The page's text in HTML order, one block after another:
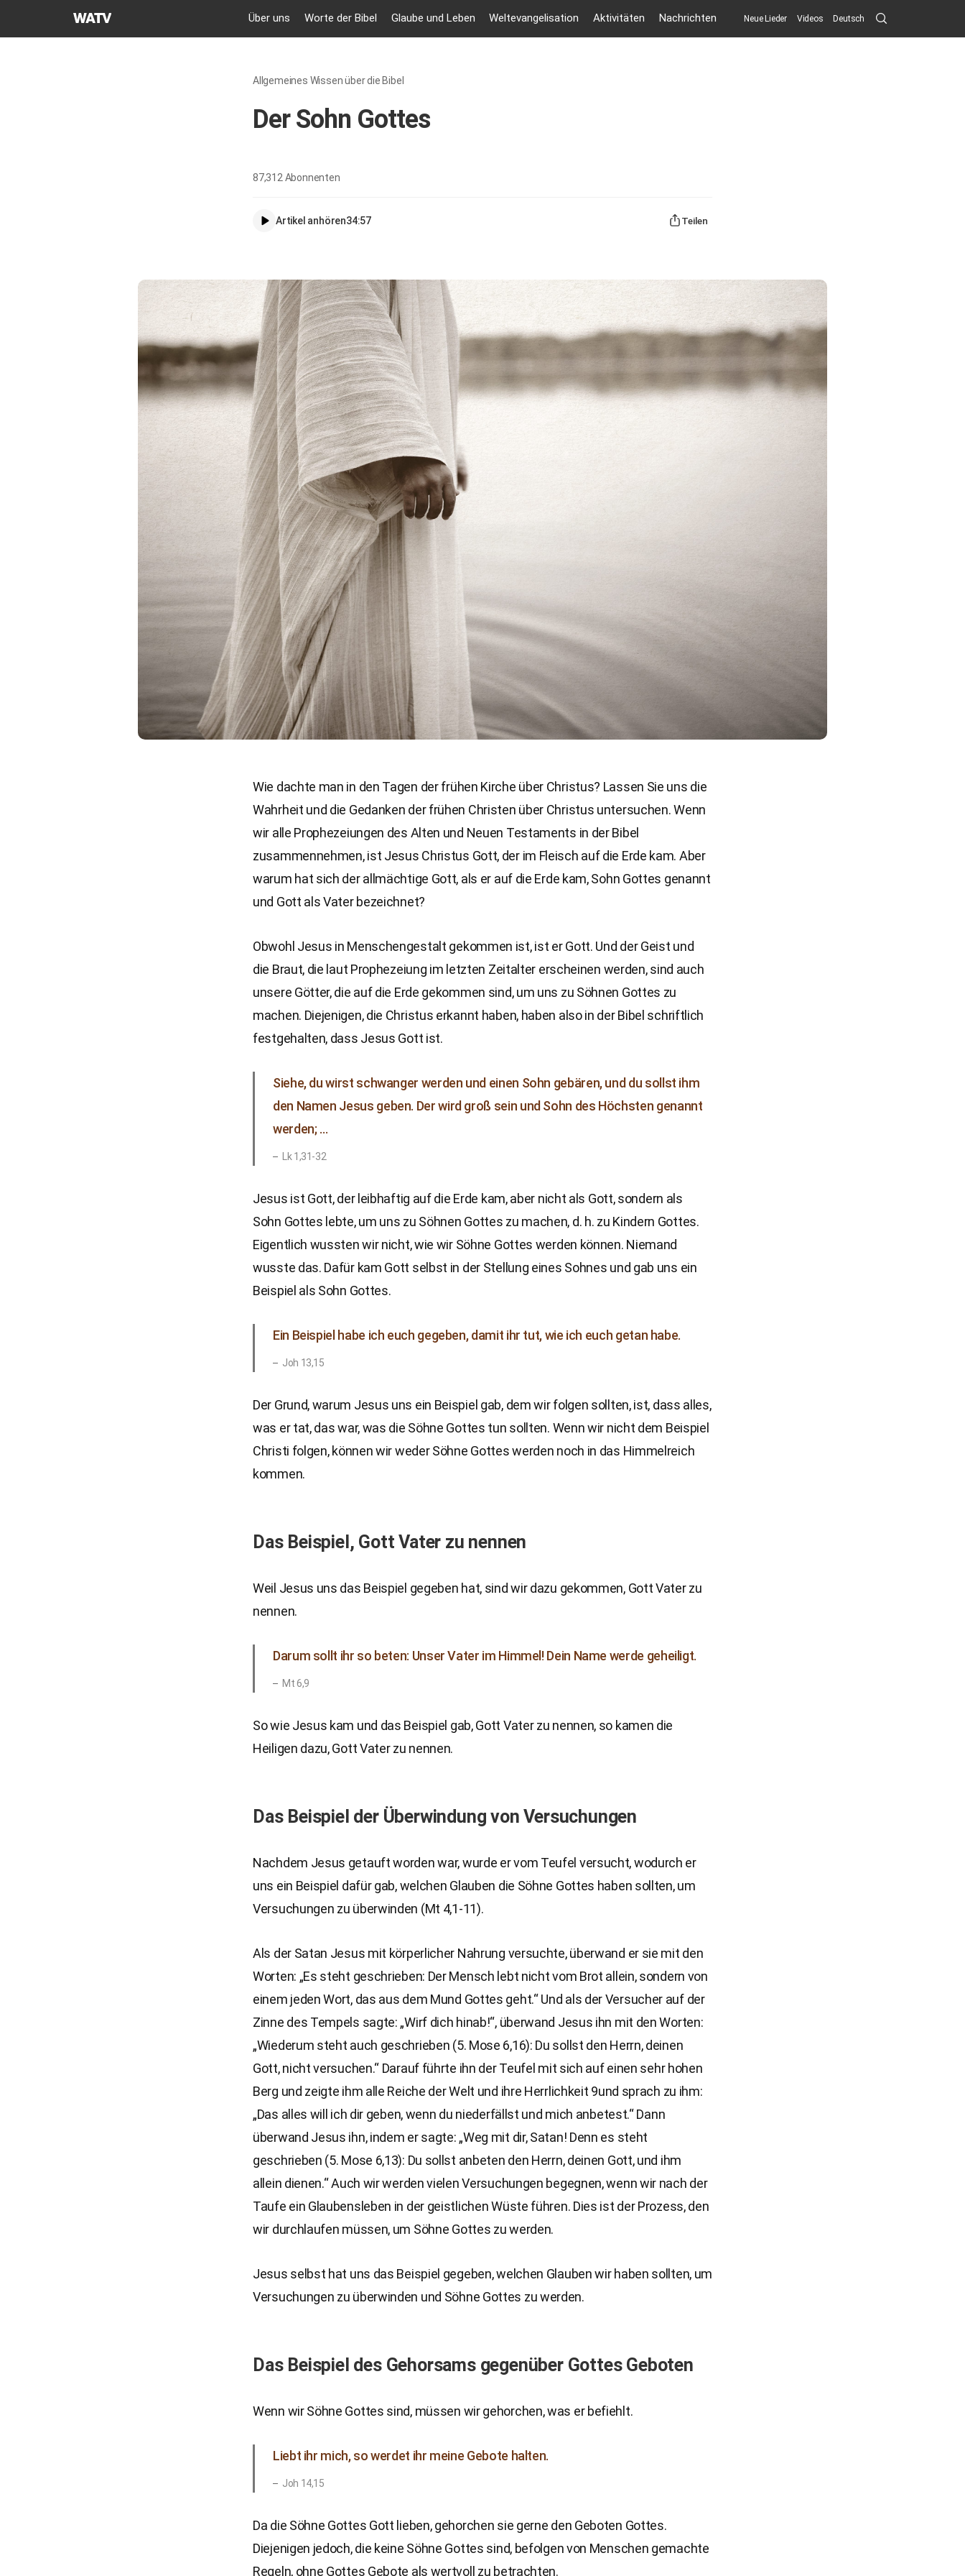
GEMEINDE
Über uns Worte der Bibel Glaube und Leben Weltevangelisation Aktivitäten Nachrichten Neue Lieder Videos Deutsch Search
Submit
Allgemeines Wissen über die Bibel
Der Sohn Gottes
87,312 Abonnenten
Artikel anhören34:57 Teilen
Wie dachte man in den Tagen der frühen Kirche über Christus? Lassen Sie uns die
Wahrheit und die Gedanken der frühen Christen über Christus untersuchen. Wenn
wir alle Prophezeiungen des Alten und Neuen Testaments in der Bibel
zusammennehmen, ist Jesus Christus Gott, der im Fleisch auf die Erde kam. Aber
warum hat sich der allmächtige Gott, als er auf die Erde kam, Sohn Gottes genannt
und Gott als Vater bezeichnet?
Obwohl Jesus in Menschengestalt gekommen ist, ist er Gott. Und der Geist und
die Braut, die laut Prophezeiung im letzten Zeitalter erscheinen werden, sind auch
unsere Götter, die auf die Erde gekommen sind, um uns zu Söhnen Gottes zu
machen. Diejenigen, die Christus erkannt haben, haben also in der Bibel schriftlich
festgehalten, dass Jesus Gott ist.
Siehe, du wirst schwanger werden und einen Sohn gebären, und du sollst ihm
den Namen Jesus geben. Der wird groß sein und Sohn des Höchsten genannt
werden; …
Lk 1,31-32
Jesus ist Gott, der leibhaftig auf die Erde kam, aber nicht als Gott, sondern als
Sohn Gottes lebte, um uns zu Söhnen Gottes zu machen, d. h. zu Kindern Gottes.
Eigentlich wussten wir nicht, wie wir Söhne Gottes werden können. Niemand
wusste das. Dafür kam Gott selbst in der Stellung eines Sohnes und gab uns ein
Beispiel als Sohn Gottes.
Ein Beispiel habe ich euch gegeben, damit ihr tut, wie ich euch getan habe.
Joh 13,15
Der Grund, warum Jesus uns ein Beispiel gab, dem wir folgen sollten, ist, dass alles,
was er tat, das war, was die Söhne Gottes tun sollten. Wenn wir nicht dem Beispiel
Christi folgen, können wir weder Söhne Gottes werden noch in das Himmelreich
kommen.
Das Beispiel, Gott Vater zu nennen
Weil Jesus uns das Beispiel gegeben hat, sind wir dazu gekommen, Gott Vater zu
nennen.
Darum sollt ihr so beten: Unser Vater im Himmel! Dein Name werde geheiligt.
Mt 6,9
So wie Jesus kam und das Beispiel gab, Gott Vater zu nennen, so kamen die
Heiligen dazu, Gott Vater zu nennen.
Das Beispiel der Überwindung von Versuchungen
Nachdem Jesus getauft worden war, wurde er vom Teufel versucht, wodurch er
uns ein Beispiel dafür gab, welchen Glauben die Söhne Gottes haben sollten, um
Versuchungen zu überwinden (Mt 4,1-11).
Als der Satan Jesus mit körperlicher Nahrung versuchte, überwand er sie mit den
Worten: „Es steht geschrieben: Der Mensch lebt nicht vom Brot allein, sondern von
einem jeden Wort, das aus dem Mund Gottes geht.“ Und als der Versucher auf der
Zinne des Tempels sagte: „Wirf dich hinab!“, überwand Jesus ihn mit den Worten:
„Wiederum steht auch geschrieben (5. Mose 6,16): Du sollst den Herrn, deinen
Gott, nicht versuchen.“ Darauf führte ihn der Teufel mit sich auf einen sehr hohen
Berg und zeigte ihm alle Reiche der Welt und ihre Herrlichkeit 9und sprach zu ihm:
„Das alles will ich dir geben, wenn du niederfällst und mich anbetest.“ Dann
überwand Jesus ihn, indem er sagte: „Weg mit dir, Satan! Denn es steht
geschrieben (5. Mose 6,13): Du sollst anbeten den Herrn, deinen Gott, und ihm
allein dienen.“ Auch wir werden vielen Versuchungen begegnen, wenn wir nach der
Taufe ein Glaubensleben in der geistlichen Wüste führen. Dies ist der Prozess, den
wir durchlaufen müssen, um Söhne Gottes zu werden.
Jesus selbst hat uns das Beispiel gegeben, welchen Glauben wir haben sollten, um
Versuchungen zu überwinden und Söhne Gottes zu werden.
Das Beispiel des Gehorsams gegenüber Gottes Geboten
Wenn wir Söhne Gottes sind, müssen wir gehorchen, was er befiehlt.
Liebt ihr mich, so werdet ihr meine Gebote halten.
Joh 14,15
Da die Söhne Gottes Gott lieben, gehorchen sie gerne den Geboten Gottes.
Diejenigen jedoch, die keine Söhne Gottes sind, befolgen von Menschen gemachte
Regeln, ohne Gottes Gebote als wertvoll zu betrachten.